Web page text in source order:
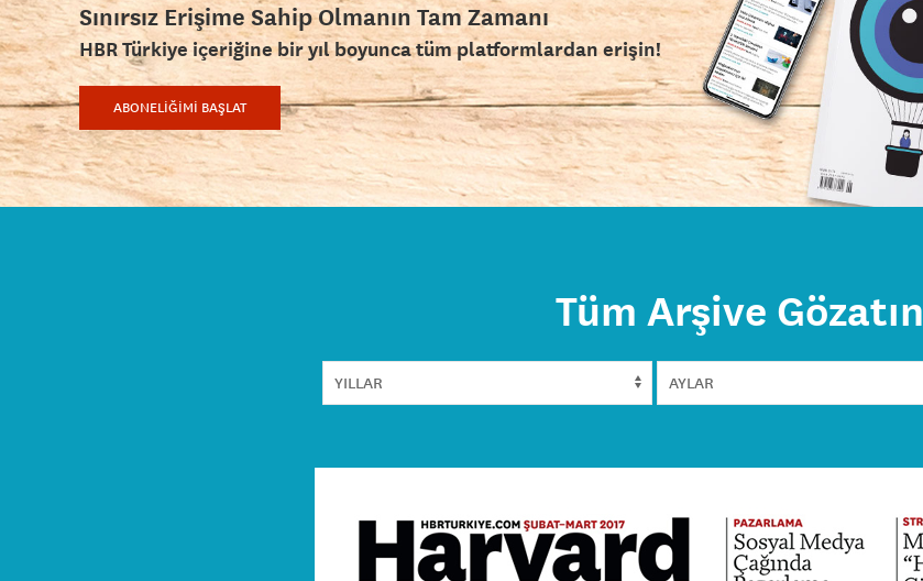
Sınırsız Erişime Sahip Olmanın Tam Zamanı
HBR Türkiye içeriğine bir yıl boyunca tüm platformlardan erişin!
ABONELİĞİMİ BAŞLAT
Tüm Arşive Gözatın